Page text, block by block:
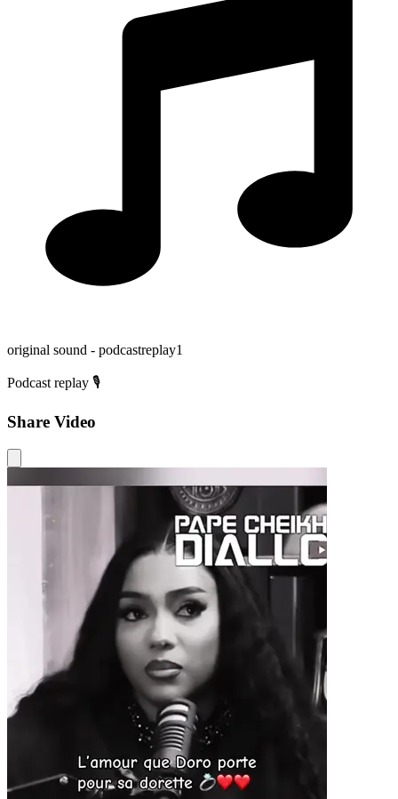
original sound - podcastreplay1
Podcast replay 🎙️
Share Video